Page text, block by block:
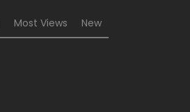
Most Views New